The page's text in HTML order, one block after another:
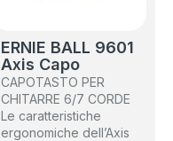
ERNIE BALL 9601
Axis Capo
CAPOTASTO PER
CHITARRE 6/7 CORDE
Le caratteristiche
ergonomiche dell’Axis